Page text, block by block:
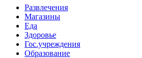
Развлечения
Магазины
Еда
Здоровье
Гос.учреждения
Образование